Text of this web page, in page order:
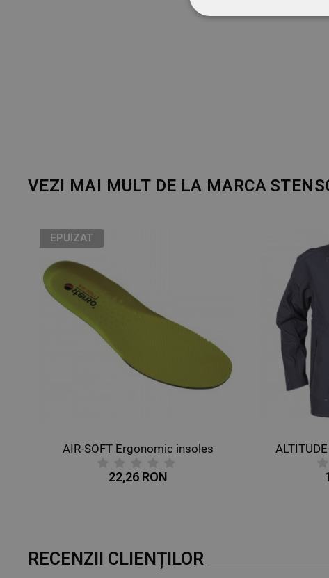
VEZI MAI MULT DE LA MARCA
EPUIZAT
AIR-SOFT Ergonomic insoles
22,26 RON
RECENZII CLIENȚILOR
STRICT NECESARE